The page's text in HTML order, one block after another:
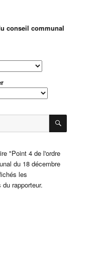
conseil communal
"Point 4 de l'ordre
du 18 décembre
les
rapporteur.